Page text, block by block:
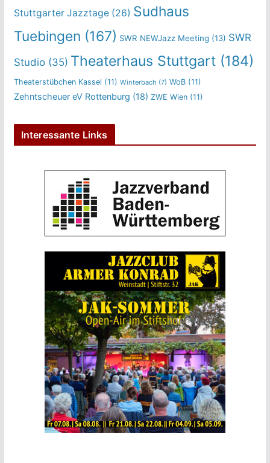
Stuttgarter Jazztage(26) Sudhaus
Tuebingen (167) SWR NEWJazz Meeting (13) SWR
Studio(35) Theaterhaus Stuttgart(184)
Theaterstübchen Kassel (11) Winterbach (7) WoB(11)
Zehntscheuer eV Rottenburg (18) ZWE Wien(11)
Interessante Links